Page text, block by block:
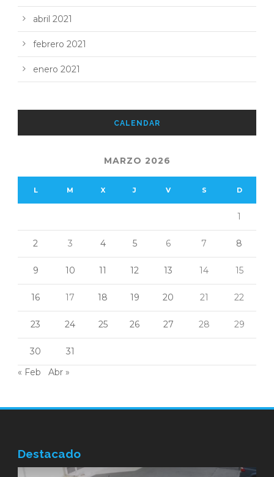
abril 2021
febrero 2021
enero 2021
CALENDAR
MARZO 2026
L M X J V S D
1
2 3 4 5 6 7 8
9 10 11 12 13 14 15
16 17 18 19 20 21 22
23 24 25 26 27 28 29
30
31
« Feb
Abr »
Destacado